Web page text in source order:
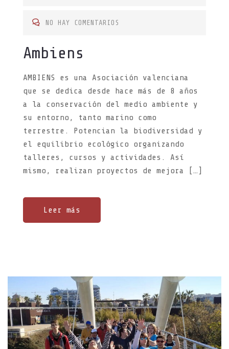
O
NO HAY COMENTARIOS
Ambiens
AMBIENS es una Asociación valenciana
que se dedica desde hace más de 8 años
a la conservación del medio ambiente y
su entorno, tanto marino como
terrestre. Potencian la biodiversidad y
el equilibrio ecológico organizando
talleres, cursos y actividades. Así
mismo, realizan proyectos de mejora […]
Leer más